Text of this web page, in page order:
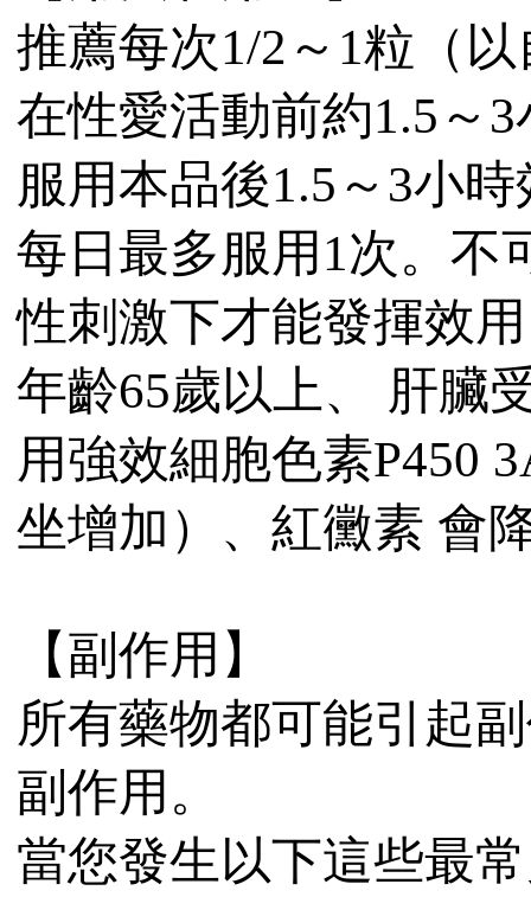
推薦每次1/2～1粒（
在性愛活動前約1.5～
服用本品後1.5～3小
每日最多服用1次。不
性刺激下才能發揮效
年齡65歲以上、 肝臟
用強效細胞色素P450
坐增加）、紅黴素 會
【副作用】
所有藥物都可能引起
副作用。
當您發生以下這些最